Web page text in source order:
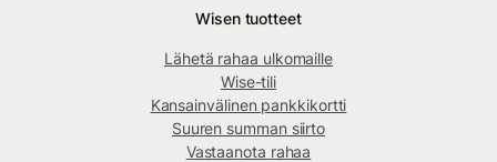
Wisen tuotteet
Lähetä rahaa ulkomaille
Wise-tili
Kansainvälinen pankkikortti
Suuren summan siirto
Vastaanota rahaa